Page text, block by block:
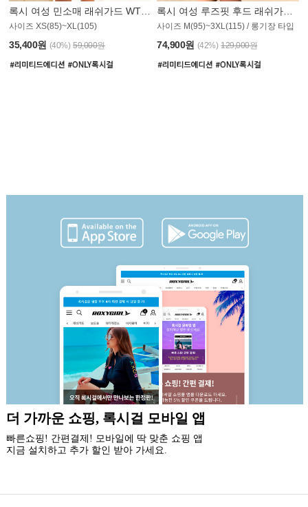
사이즈 XS(85)~XL(105)
35,400원 (40%) 59,000원
사이즈 M(95)~3XL(115) / 롱기장 타입
74,900원 (42%) 129,000원
신규 회원 가입시
5% 즉시 할인 쿠폰과 5만원 할인 쿠폰팩,
최대 20% 생일 쿠폰 혜택을 드립니다.